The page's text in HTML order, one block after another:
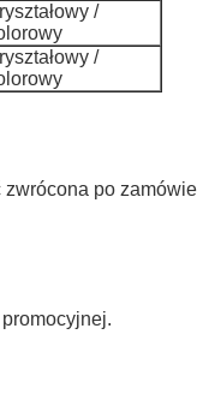
/
/
zwrócona po